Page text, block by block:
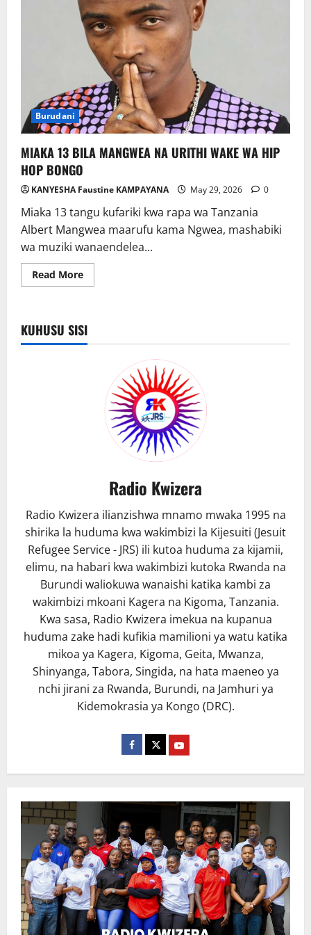
Burudani
MIAKA 13 BILA MANGWEA NA URITHI WAKE WA HIP
HOP BONGO
KANYESHA Faustine KAMPAYANA May 29, 2026 0
Miaka 13 tangu kufariki kwa rapa wa Tanzania
Albert Mangwea maarufu kama Ngwea, mashabiki
wa muziki wanaendelea...
Read MoreRead
more
BILA
MANGWEA
NA
BONGO
KUHUSU SISI
Radio Kwizera
Radio Kwizera ilianzishwa mnamo mwaka 1995 na
shirika la huduma kwa wakimbizi la Kijesuiti (Jesuit
Refugee Service - JRS) ili kutoa huduma za kijamii,
elimu, na habari kwa wakimbizi kutoka Rwanda na
Burundi waliokuwa wanaishi katika kambi za
wakimbizi mkoani Kagera na Kigoma, Tanzania.
Kwa sasa, Radio Kwizera imekua na kupanua
huduma zake hadi kufikia mamilioni ya watu katika
mikoa ya Kagera, Kigoma, Geita, Mwanza,
Shinyanga, Tabora, Singida, na hata maeneo ya
nchi jirani za Rwanda, Burundi, na Jamhuri ya
Kidemokrasia ya Kongo (DRC).